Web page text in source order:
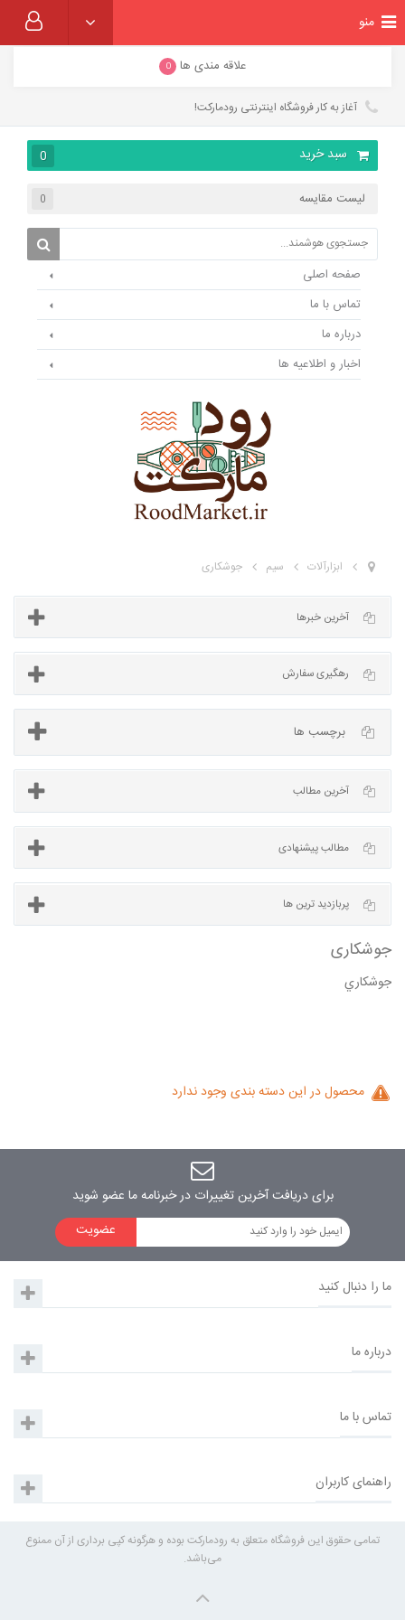
علاقه مندی ها 0
آغاز به کار فروشگاه اینترنتی رودمارکت!
سبد خرید 0
لیست مقایسه 0
صفحه اصلی
تماس با ما
درباره ما
اخبار و اطلاعیه ها
منو
ابزارآلات سیم جوشکاری
آخرین خبرها
برچسب ها
آخرین مطالب
مطالب پیشنهادی
جوشكاري
محصول در این دسته بندی وجود ندارد
برای دریافت آخرین تغییرات در خبرنامه ما عضو شوید
عضویت
ما را دنبال کنید
درباره ما
تماس با ما
راهنمای کاربران
تمامی حقوق این فروشگاه متعلق به رودمارکت بوده و هرگونه کپی برداری از آن ممنوع
می‌باشد.